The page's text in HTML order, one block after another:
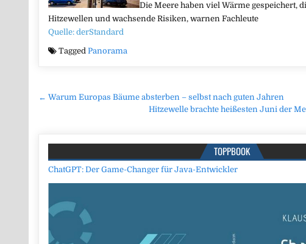
Die Meere haben viel Wärme gespeichert,
Hitzewellen und wachsende Risiken, warnen Fachleute
Quelle: derStandard
TaggedPanorama
Beitragsnavigation
← Warum Europas Bäume absterben – selbst nach guten Jahren
Hitzewelle brachte heißesten Juni der
TOPPBOOK
ChatGPT: Der Game-Changer für Java-Entwickler